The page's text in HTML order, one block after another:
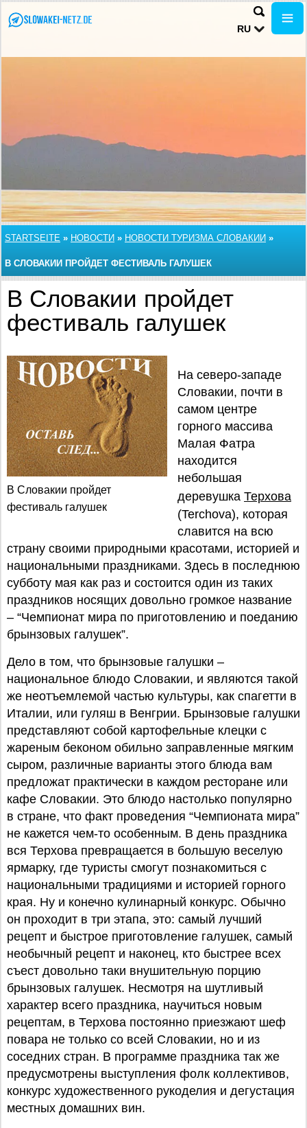
RU
STARTSEITE » НОВОСТИ » НОВОСТИ ТУРИЗМА СЛОВАКИИ »
В СЛОВАКИИ ПРОЙДЕТ ФЕСТИВАЛЬ ГАЛУШЕК
В Словакии пройдет
фестиваль галушек
В Словакии пройдет
фестиваль галушек
На северо-западе
Словакии, почти в
самом центре
горного массива
Малая Фатра
находится
небольшая
деревушка Терхова
(Terchova), которая
славится на всю
страну своими природными красотами, историей и
национальными праздниками. Здесь в последнюю
субботу мая как раз и состоится один из таких
праздников носящих довольно громкое название
– “Чемпионат мира по приготовлению и поеданию
брынзовых галушек”.
Дело в том, что брынзовые галушки –
национальное блюдо Словакии, и являются такой
же неотъемлемой частью культуры, как спагетти в
Италии, или гуляш в Венгрии. Брынзовые галушки
представляют собой картофельные клецки с
жареным беконом обильно заправленные мягким
сыром, различные варианты этого блюда вам
предложат практически в каждом ресторане или
кафе Словакии. Это блюдо настолько популярно
в стране, что факт проведения “Чемпионата мира”
не кажется чем-то особенным. В день праздника
вся Терхова превращается в большую веселую
ярмарку, где туристы смогут познакомиться с
национальными традициями и историей горного
края. Ну и конечно кулинарный конкурс. Обычно
он проходит в три этапа, это: самый лучший
рецепт и быстрое приготовление галушек, самый
необычный рецепт и наконец, кто быстрее всех
съест довольно таки внушительную порцию
брынзовых галушек. Несмотря на шутливый
характер всего праздника, научиться новым
рецептам, в Терхова постоянно приезжают шеф
повара не только со всей Словакии, но и из
соседних стран. В программе праздника так же
предусмотрены выступления фолк коллективов,
конкурс художественного рукоделия и дегустация
местных домашних вин.